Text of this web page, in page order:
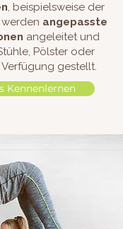
, beispielsweise der
angepasste
angeleitet und
Pölster oder
gestellt.
Kennenlernen